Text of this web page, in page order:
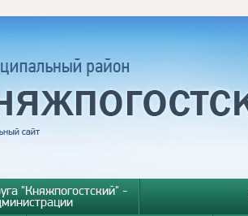
"Княжпогостский" -